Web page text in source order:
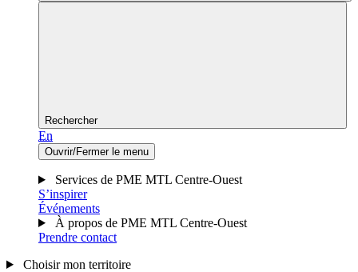
Rechercher
En
Ouvrir/Fermer le menu
Services de PME MTL Centre-Ouest
S’inspirer
Événements
À propos de PME MTL Centre-Ouest
Prendre contact
Choisir mon territoire